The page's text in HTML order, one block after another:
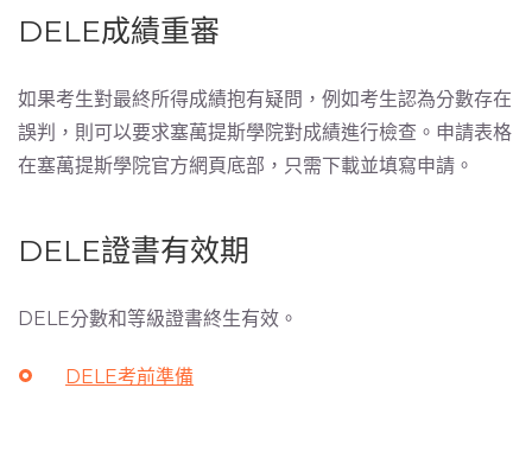
DELE成績重審
如果考生對最終所得成績抱有疑問，例如考生認為分數存在
誤判，則可以要求塞萬提斯學院對成績進行檢查。申請表格
在塞萬提斯學院官方網頁底部，只需下載並填寫申請。
DELE證書有效期
DELE分數和等級證書終生有效。
DELE考前準備